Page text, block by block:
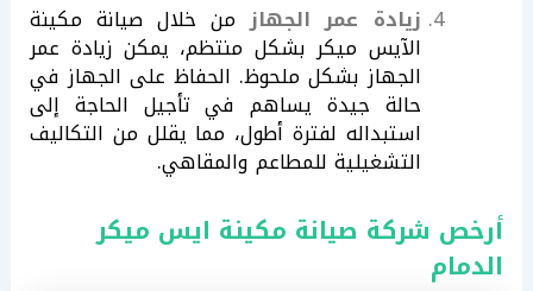
زيادة عمر الجهاز من خلال صيانة مكينة
الآيس ميكر بشكل منتظم، يمكن زيادة عمر
الجهاز بشكل ملحوظ. الحفاظ على الجهاز في
حالة جيدة يساهم في تأجيل الحاجة إلى
استبداله لفترة أطول، مما يقلل من التكاليف
التشغيلية للمطاعم والمقاهي.
أرخص شركة صيانة مكينة ايس ميكر
الدمام